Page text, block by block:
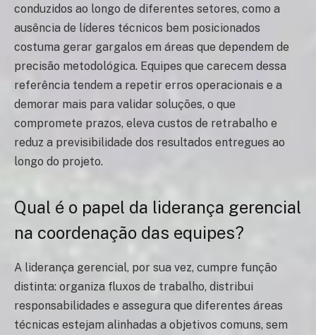
conduzidos ao longo de diferentes setores, como a
ausência de líderes técnicos bem posicionados
costuma gerar gargalos em áreas que dependem de
precisão metodológica. Equipes que carecem dessa
referência tendem a repetir erros operacionais e a
demorar mais para validar soluções, o que
compromete prazos, eleva custos de retrabalho e
reduz a previsibilidade dos resultados entregues ao
longo do projeto.
Qual é o papel da liderança gerencial
na coordenação das equipes?
A liderança gerencial, por sua vez, cumpre função
distinta: organiza fluxos de trabalho, distribui
responsabilidades e assegura que diferentes áreas
técnicas estejam alinhadas a objetivos comuns, sem